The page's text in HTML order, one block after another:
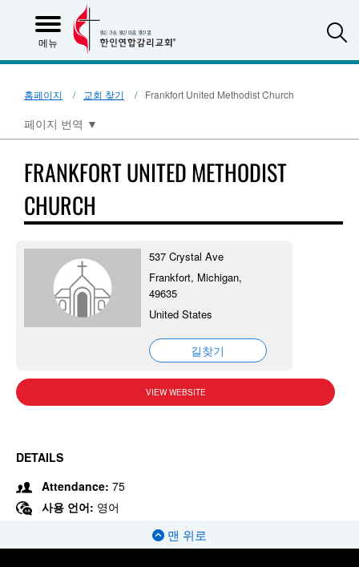
메뉴
홈페이지 교회 찾기 Frankfort United Methodist Church
페이지 번역 ▼
FRANKFORT UNITED METHODIST
CHURCH
537 Crystal Ave
Frankfort, Michigan,
49635
United States
길찾기
VIEW WEBSITE
DETAILS
Attendance: 75
사용 언어: 영어
맨 위로